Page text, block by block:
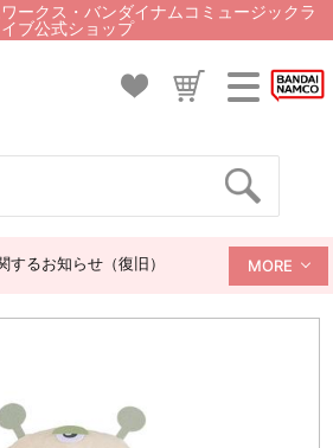
ークス・バンダイナムコミュージックラ
イブ公式ショップ
るお知らせ（復旧） MORE